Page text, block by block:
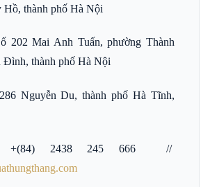
Hồ, thành phố Hà Nội
202 Mai Anh Tuấn, phường Thành
Đình, thành phố Hà Nội
Nguyễn Du, thành phố Hà Tĩnh,
+(84) 2438 245 666 //